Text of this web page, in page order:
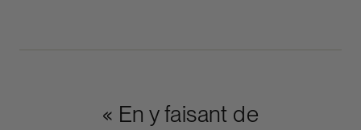
« En y faisant de